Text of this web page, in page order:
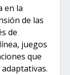
en la
de las
de
juegos
que